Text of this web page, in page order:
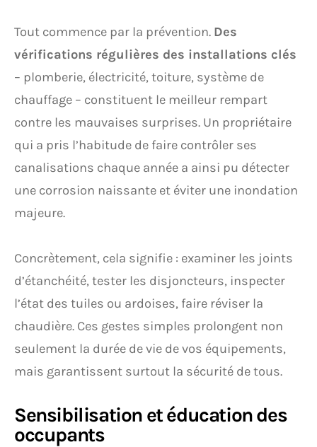
Tout commence par la prévention. Des
vérifications régulières des installations clés
– plomberie, électricité, toiture, système de
chauffage – constituent le meilleur rempart
contre les mauvaises surprises. Un propriétaire
qui a pris l’habitude de faire contrôler ses
canalisations chaque année a ainsi pu détecter
une corrosion naissante et éviter une inondation
majeure.
Concrètement, cela signifie : examiner les joints
d’étanchéité, tester les disjoncteurs, inspecter
l’état des tuiles ou ardoises, faire réviser la
chaudière. Ces gestes simples prolongent non
seulement la durée de vie de vos équipements,
mais garantissent surtout la sécurité de tous.
Sensibilisation et éducation des
occupants